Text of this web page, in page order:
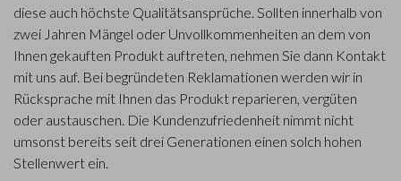
diese auch höchste Qualitätsansprüche. Sollten innerhalb von
zwei Jahren Mängel oder Unvollkommenheiten an dem von
Ihnen gekauften Produkt auftreten, nehmen Sie dann Kontakt
mit uns auf. Bei begründeten Reklamationen werden wir in
Rücksprache mit Ihnen das Produkt reparieren, vergüten
oder austauschen. Die Kundenzufriedenheit nimmt nicht
umsonst bereits seit drei Generationen einen solch hohen
Stellenwert ein.